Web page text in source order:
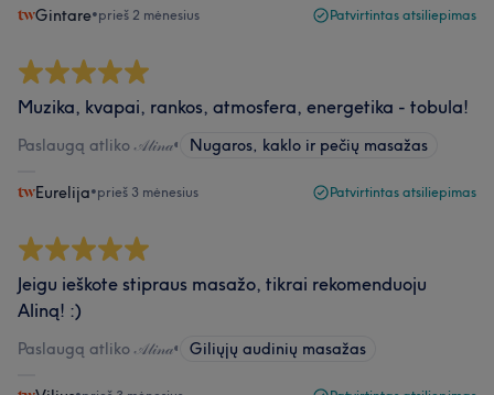
Gintare•prieš 2 mėnesius Patvirtintas atsiliepimas
Muzika, kvapai, rankos, atmosfera, energetika - tobula!
Paslaugą atliko 𝒜𝓁𝒾𝓃𝒶• Nugaros, kaklo ir pečių masažas
Eurelija•prieš 3 mėnesius Patvirtintas atsiliepimas
Jeigu ieškote stipraus masažo, tikrai rekomenduoju
Aliną! :)
Paslaugą atliko 𝒜𝓁𝒾𝓃𝒶• Giliųjų audinių masažas